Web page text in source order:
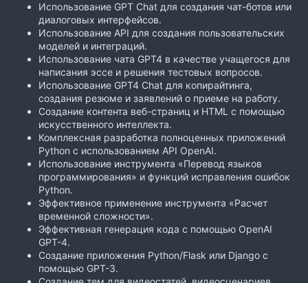
Использование GPT Chat для создания чат-ботов или
диалоговых интерфейсов.
Использование API для создания пользовательских
моделей и интеграций.
Использование чата GPT4 в качестве учащегося для
написания эссе и решения тестовых вопросов.
Использование GPT4 Chat для копирайтинга,
создания резюме и заявлений о приеме на работу.
Создание контента веб-страниц и HTML с помощью
искусственного интеллекта.
Комплексная разработка полноценных приложений
Python с использованием API OpenAI.
Использование инструмента «Перевод языков
программирования» и функций исправления ошибок
Python.
Эффективное применение инструмента «Расчет
временной сложности».
Эффективная генерация кода с помощью OpenAI
GPT-4.
Создание приложения Python/Flask или Django с
помощью GPT-3.